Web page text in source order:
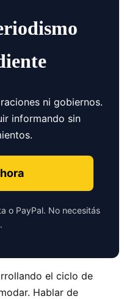
ni gobiernos.
informando sin
o PayPal. No necesitás
el ciclo de
Hablar de